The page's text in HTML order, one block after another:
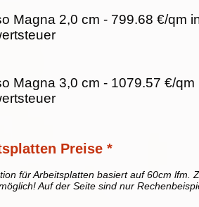
Magna 2,0 cm - 799.68 €/qm
Magna 3,0 cm - 1079.57 €/qm
Preise *
für Arbeitsplatten basiert auf 60cm lfm.
Auf der Seite sind nur